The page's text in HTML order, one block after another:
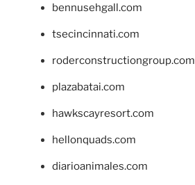
bennusehgall.com
tsecincinnati.com
roderconstructiongroup.com
plazabatai.com
hawkscayresort.com
hellonquads.com
diarioanimales.com